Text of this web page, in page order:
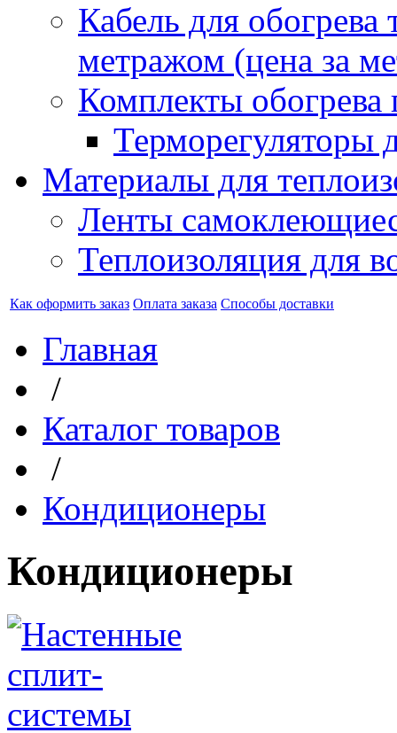
Кабель для обогрева
метражом (цена за
Комплекты обогрева
Терморегуляторы
Материалы для
Ленты
Теплоизоляция для
Как оформить заказ Оплата заказа Способы доставки
Главная
/
Каталог товаров
/
Кондиционеры
Кондиционеры